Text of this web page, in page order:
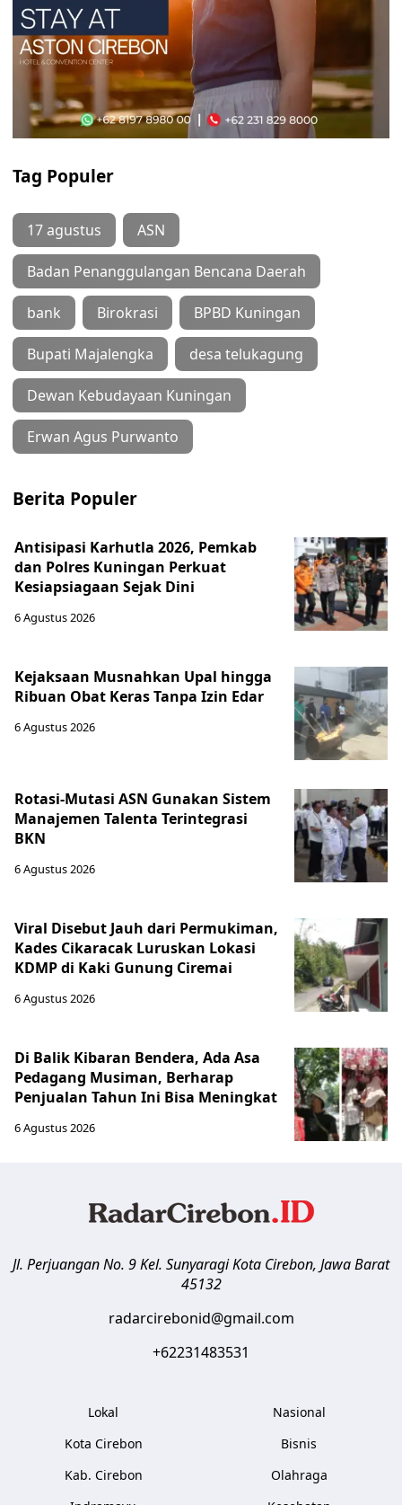
Tag Populer
17 agustus ASN
Badan Penanggulangan Bencana Daerah
bank Birokrasi BPBD Kuningan
Bupati Majalengka desa telukagung
Dewan Kebudayaan Kuningan
Erwan Agus Purwanto
Berita Populer
Antisipasi Karhutla 2026, Pemkab
dan Polres Kuningan Perkuat
Kesiapsiagaan Sejak Dini
6 Agustus 2026
Kejaksaan Musnahkan Upal hingga
Ribuan Obat Keras Tanpa Izin Edar
6 Agustus 2026
Rotasi-Mutasi ASN Gunakan Sistem
Manajemen Talenta Terintegrasi
BKN
6 Agustus 2026
Viral Disebut Jauh dari Permukiman,
Kades Cikaracak Luruskan Lokasi
KDMP di Kaki Gunung Ciremai
6 Agustus 2026
Di Balik Kibaran Bendera, Ada Asa
Pedagang Musiman, Berharap
Penjualan Tahun Ini Bisa Meningkat
6 Agustus 2026
Jl. Perjuangan No. 9 Kel. SunyaragiKota Cirebon, Jawa Barat
45132
radarcirebonid@gmail.com
+62231483531
Lokal
Kota Cirebon
Kab. Cirebon
Nasional
Bisnis
Olahraga